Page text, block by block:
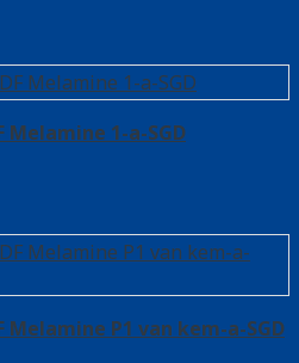
Melamine 1-a-SGD
Melamine P1 van kem-a-SGD